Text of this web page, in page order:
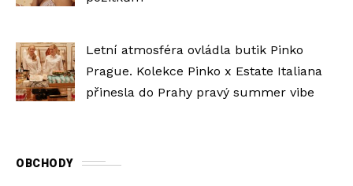
Letní atmosféra ovládla butik Pinko
Prague. Kolekce Pinko x Estate Italiana
přinesla do Prahy pravý summer vibe
OBCHODY